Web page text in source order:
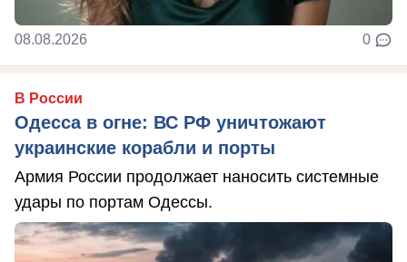
08.08.2026 0
В России
Одесса в огне: ВС РФ уничтожают
украинские корабли и порты
Армия России продолжает наносить системные
удары по портам Одессы.